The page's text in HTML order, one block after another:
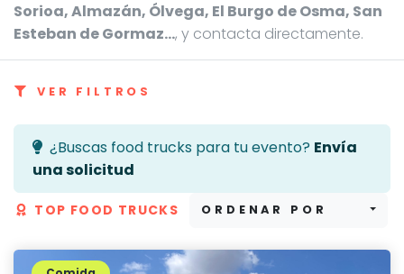
Sorioa, Almazán, Ólvega, El Burgo de Osma, San
Esteban de Gormaz…, y contacta directamente.
VER FILTROS
¿Buscas food trucks para tu evento? Envía
una solicitud
TOP FOOD TRUCKS ORDENAR POR